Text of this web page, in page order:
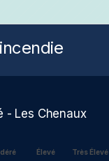
- Les Chenaux
Élevé Très Élevé